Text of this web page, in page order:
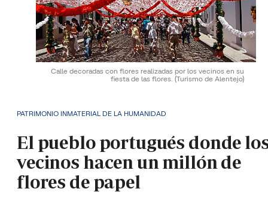
Calle decoradas con flores realizadas por los vecinos en su
fiesta de las flores. (Turismo de Alentejo)
PATRIMONIO INMATERIAL DE LA HUMANIDAD
El pueblo portugués donde
vecinos hacen un millón de
flores de papel